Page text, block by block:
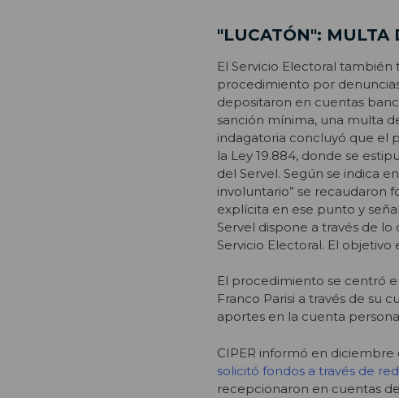
"LUCATÓN": MULTA
El Servicio Electoral
procedimiento por
depositaron en cuentas
sanción mínima, una multa
indagatoria concluyó que el
la Ley 19.884, donde se
del Servel. Según se indica
involuntario” se recaudaron
explícita en ese punto y
Servel dispone a través de
Servicio Electoral. El
El procedimiento se centró
Franco Parisi a través de su
aportes en la cuenta
CIPER informó en diciembre
solicitó fondos a través de
recepcionaron en cuentas